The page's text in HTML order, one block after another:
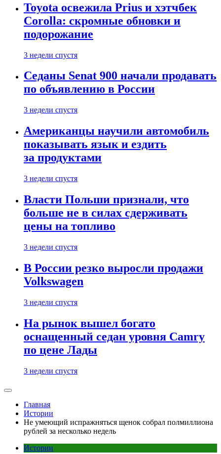
Toyota освежила Prius и хэтчбек
Corolla: скромные обновки и
подорожание
3 недели спустя
Седаны Senat 900 начали продавать
по объявлению в России
3 недели спустя
Американцы научили автомобиль
показывать язык и ездить
за продуктами
3 недели спустя
Власти Польши признали, что
больше не в силах сдерживать
цены на топливо
3 недели спустя
В России резко выросли продажи
Volkswagen
3 недели спустя
На рынок вышел богато
оснащенный седан уровня Camry
по цене Лады
3 недели спустя
Главная
Истории
Не умеющий испражняться щенок собрал полмиллиона
рублей за несколько недель
Истории